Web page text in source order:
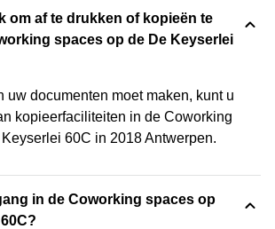
om af te drukken of kopieën te
spaces op de De Keyserlei
uw documenten moet maken, kunt u
kopieerfaciliteiten in de Coworking
60C in 2018 Antwerpen.
in de Coworking spaces op